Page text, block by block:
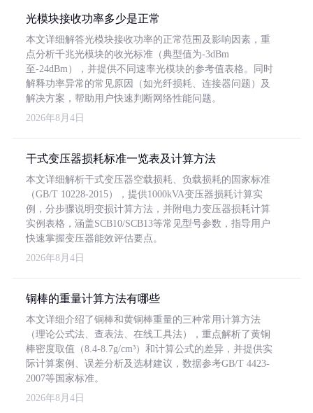
光模块接收功率多少是正常
本文详细解答光模块接收功率的正常范围及影响因素，重
点分析千兆光模块的收光标准（典型值为-3dBm
至-24dBm），并提供不同速率光模块的参考值表格。同时
解释功率异常的常见原因（如光纤损耗、连接器问题）及
解决方案，帮助用户快速判断网络性能问题。
2026年8月4日
干式变压器损耗标准一览表及计算方法
本文详细解析干式变压器空载损耗、负载损耗的国家标准
（GB/T 10228-2015），提供1000kVA变压器损耗计算实
例，分步骤说明变损计算方法，并附电力变压器损耗计算
实例表格，涵盖SCB10/SCB13等常见型号参数，指导用户
快速掌握变压器能效评估要点。
2026年8月4日
铜棒的重量计算方法有哪些
本文详细介绍了铜棒和黄铜棒重量的三种常用计算方法
（理论公式法、查表法、在线工具法），重点解析了黄铜
棒密度取值（8.4-8.7g/cm³）和计算公式的差异，并提供实
际计算案例、误差分析及选材建议，数据参考GB/T 4423-
2007等国家标准。
2026年8月4日